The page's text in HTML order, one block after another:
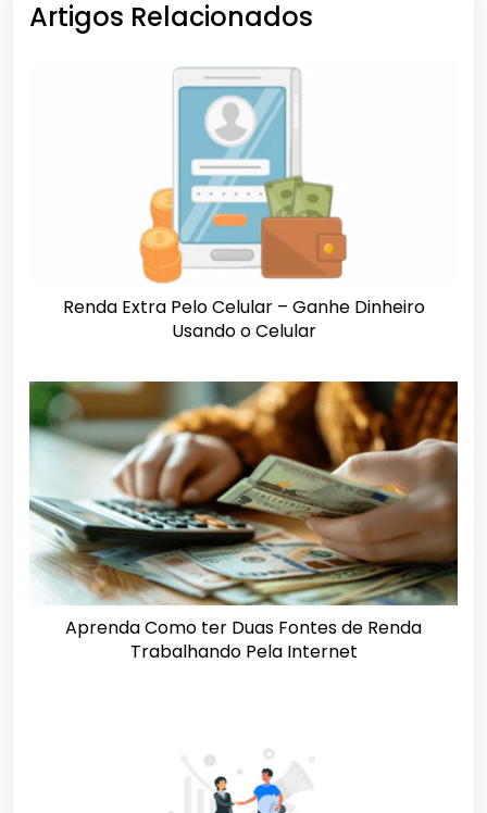
Artigos Relacionados
Renda Extra Pelo Celular – Ganhe Dinheiro
Usando o Celular
Aprenda Como ter Duas Fontes de Renda
Trabalhando Pela Internet